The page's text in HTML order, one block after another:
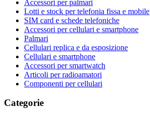
Accessori per palmari
Lotti e stock per telefonia fissa e mobile
SIM card e schede telefoniche
Accessori per cellulari e smartphone
Palmari
Cellulari replica e da esposizione
Cellulari e smartphone
Accessori per smartwatch
Articoli per radioamatori
Componenti per cellulari
Categorie